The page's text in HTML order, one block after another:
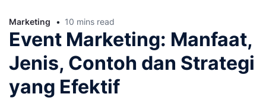
Marketing 10 mins read
Event Marketing: Manfaat,
Jenis, Contoh dan Strategi
yang Efektif